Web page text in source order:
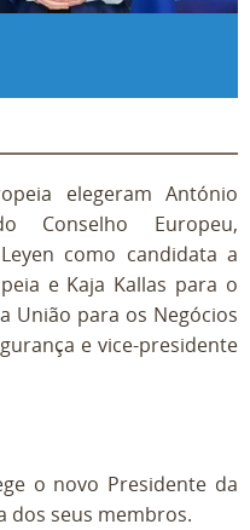
elegeram António
Conselho Europeu,
como candidata a
e Kaja Kallas para o
União para os Negócios
e vice-presidente
o novo Presidente da
dos seus membros.